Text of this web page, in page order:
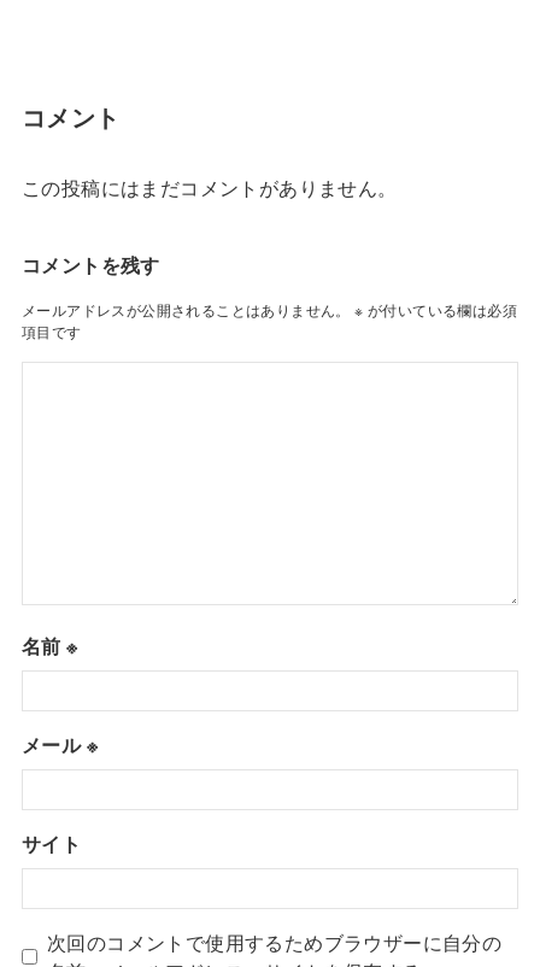
コメント
この投稿にはまだコメントがありません。
コメントを残す
メールアドレスが公開されることはありません。 ※ が付いている欄は必須
項目です
名前※
メール※
サイト
次回のコメントで使用するためブラウザーに自分の